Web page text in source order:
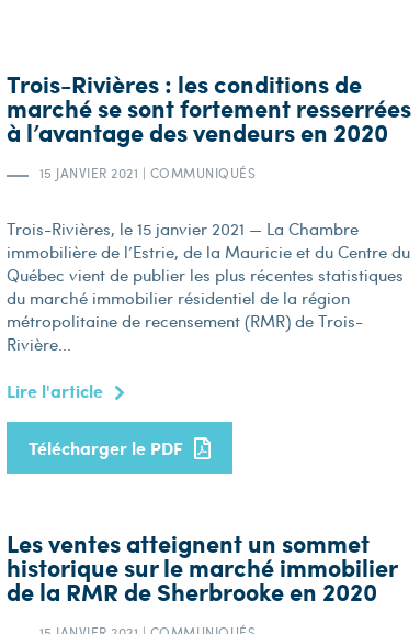
Trois-Rivières : les conditions de
marché se sont fortement resserrées
à l’avantage des vendeurs en 2020
15 JANVIER 2021 | COMMUNIQUÉS
Trois-Rivières, le 15 janvier 2021 — La Chambre
immobilière de l’Estrie, de la Mauricie et du Centre du
Québec vient de publier les plus récentes statistiques
du marché immobilier résidentiel de la région
métropolitaine de recensement (RMR) de Trois-
Rivière...
Lire l'article
Télécharger le PDF
Les ventes atteignent un sommet
historique sur le marché immobilier
de la RMR de Sherbrooke en 2020